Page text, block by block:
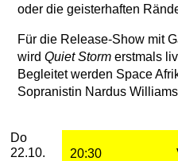
oder die geisterhaften
Für die Release-Show mit
wird Quiet Stormerstmals
Begleitet werden Space
Sopranistin Nardus
Aufführungen
2026
Oktober
Donnerstag, 22. Oktober 2026
Do
22.10.
20:30